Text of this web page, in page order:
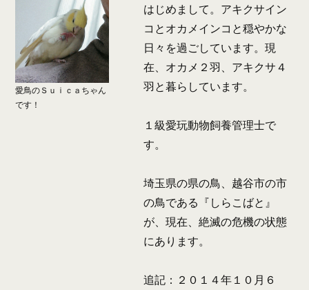
愛鳥のＳｕｉｃａちゃん
です！
はじめまして。アキクサイン
コとオカメインコと穏やかな
日々を過ごしています。現
在、オカメ２羽、アキクサ４
羽と暮らしています。
１級愛玩動物飼養管理士で
す。
埼玉県の県の鳥、越谷市の市
の鳥である『しらこばと』
が、現在、絶滅の危機の状態
にあります。
追記：２０１４年１０月６